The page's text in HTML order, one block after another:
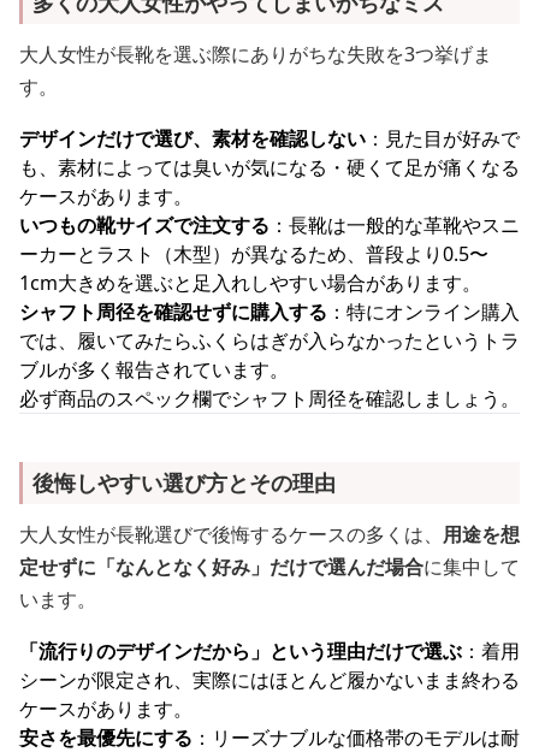
大人女性が長靴を選ぶ際にありがちな失敗を3つ挙げま
す。
デザインだけで選び、素材を確認しない ：見た目が好みで
も、素材によっては臭いが気になる・硬くて足が痛くなる
ケースがあります。
いつもの靴サイズで注文する ：長靴は一般的な革靴やスニ
ーカーとラスト（木型）が異なるため、普段より0.5〜
1cm大きめを選ぶと足入れしやすい場合があります。
シャフト周径を確認せずに購入する ：特にオンライン購入
では、履いてみたらふくらはぎが入らなかったというトラ
ブルが多く報告されています。
必ず商品のスペック欄でシャフト周径を確認しましょう。
後悔しやすい選び方とその理由
大人女性が長靴選びで後悔するケースの多くは、 用途を想
定せずに「なんとなく好み」だけで選んだ場合に集中して
います。
「流行りのデザインだから」という理由だけで選ぶ ：着用
シーンが限定され、実際にはほとんど履かないまま終わる
ケースがあります。
安さを最優先にする ：リーズナブルな価格帯のモデルは耐